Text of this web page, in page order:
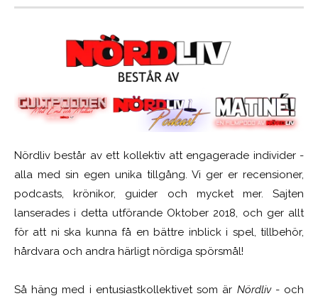
Nördliv består av ett kollektiv att engagerade individer -
alla med sin egen unika tillgång. Vi ger er recensioner,
podcasts, krönikor, guider och mycket mer. Sajten
lanserades i detta utförande Oktober 2018, och ger allt
för att ni ska kunna få en bättre inblick i spel, tillbehör,
hårdvara och andra härligt nördiga spörsmål!
Så häng med i entusiastkollektivet som är Nördliv- och